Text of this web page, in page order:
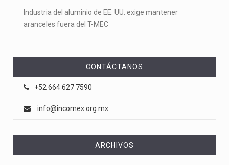
Industria del aluminio de EE. UU. exige mantener
aranceles fuera del T-MEC
CONTÁCTANOS
+52 664 627 7590
info@incomex.org.mx
ARCHIVOS